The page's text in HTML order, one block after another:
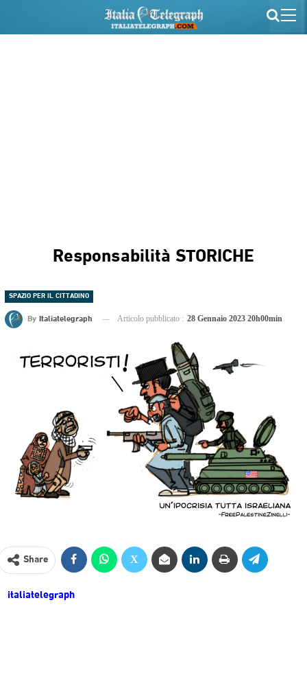
Responsabilità STORICHE
SPAZIO PER IL CITTADINO
By Italiatelegraph Articolo pubblicato : 28 Gennaio 2023 20h00min
Share
italiatelegraph